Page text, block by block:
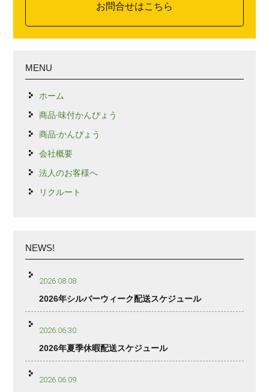
お問合せはこちら
MENU
ホーム
商品-味付かんぴょう
商品-かんぴょう
会社概要
法人のお客様へ
リクルート
NEWS!
2026.08.08
2026年シルバーウィーク配送スケジュール
2026.06.30
2026年夏季休暇配送スケジュール
2026.06.09